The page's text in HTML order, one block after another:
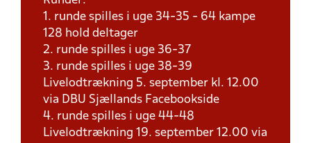
1. runde spilles i uge 34-35 - 64 kampe
128 hold deltager
2. runde spilles i uge 36-37
3. runde spilles i uge 38-39
Livelodtrækning 5. september kl. 12.00
via DBU Sjællands Facebookside
4. runde spilles i uge 44-48
Livelodtrækning 19. september 12.00 via